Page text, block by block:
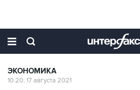
ЭКОНОМИКА
10:20, 17 августа 2021